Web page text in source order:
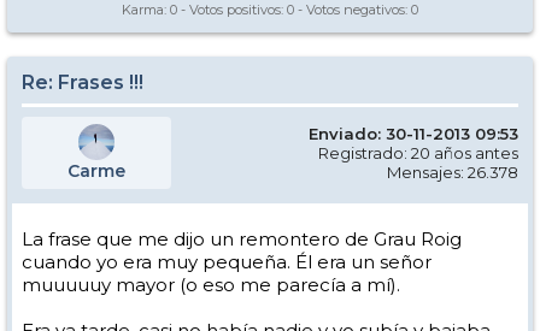
Karma: 0 - Votos positivos: 0 - Votos negativos: 0
Re: Frases !!!
Carme
Enviado: 30-11-2013 09:53
Registrado: 20 años antes
Mensajes: 26.378
La frase que me dijo un remontero de Grau Roig
cuando yo era muy pequeña. Él era un señor
muuuuuy mayor (o eso me parecía a mí).